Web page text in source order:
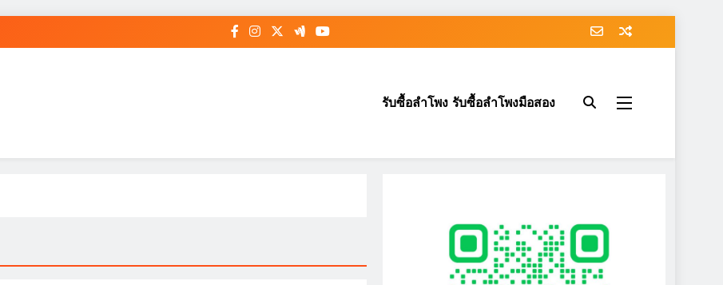
รับซื้อลำโพง รับซื้อลำโพงมือสอง